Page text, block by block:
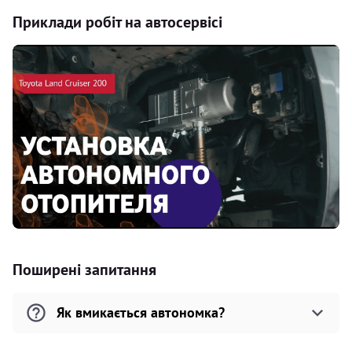
Приклади робіт на автосервісі
Поширені запитання
Як вмикається автономка?